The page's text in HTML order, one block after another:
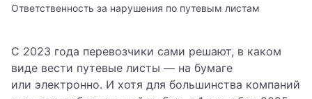
Ответственность за нарушения по путевым листам
С 2023 года перевозчики сами решают, в каком
виде вести путевые листы — на бумаге
или электронно. И хотя для большинства компаний